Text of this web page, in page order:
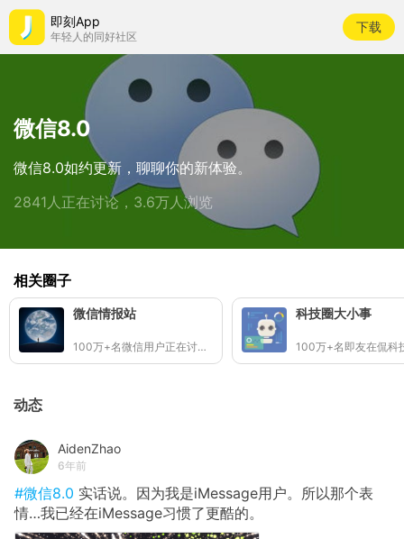
即刻App
年轻人的同好社区
下载
微信8.0
微信8.0如约更新，聊聊你的新体验。
2841人正在讨论，3.6万人浏览
相关圈子
微信情报站
100万+名微信用户正在讨论绿色应用
科技圈大小事
动态
AidenZhao
6年前
#微信8.0 实话说。因为我是iMessage用户。所以那个表
情…我已经在iMessage习惯了更酷的。